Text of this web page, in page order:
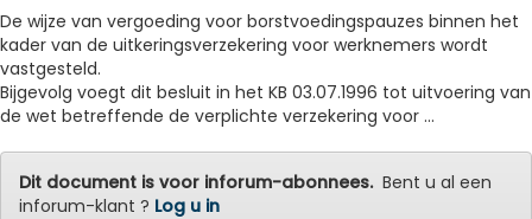
De wijze van vergoeding voor borstvoedingspauzes binnen het
kader van de uitkeringsverzekering voor werknemers wordt
vastgesteld.
Bijgevolg voegt dit besluit in het KB 03.07.1996 tot uitvoering van
de wet betreffende de verplichte verzekering voor ...
Dit document is voor inforum-abonnees.Bent u al een
inforum-klant ? Log u in